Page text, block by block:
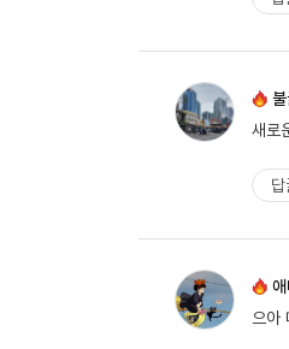
새로
답
으아